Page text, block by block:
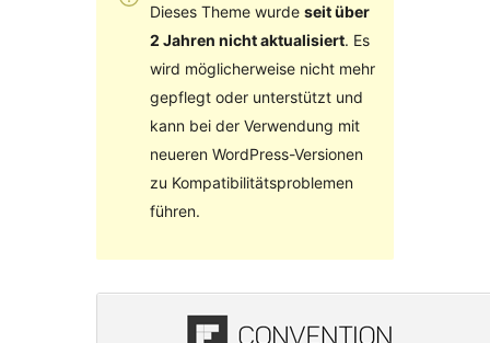
Dieses Theme wurde seit über
2 Jahren nicht aktualisiert. Es
wird möglicherweise nicht mehr
gepflegt oder unterstützt und
kann bei der Verwendung mit
neueren WordPress-Versionen
zu Kompatibilitätsproblemen
führen.